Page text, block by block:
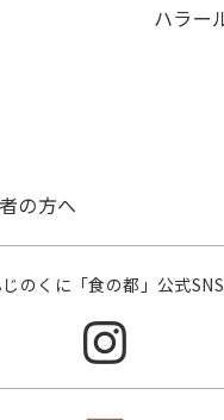
ハラー
の方へ
のくに「食の都」公式SNS